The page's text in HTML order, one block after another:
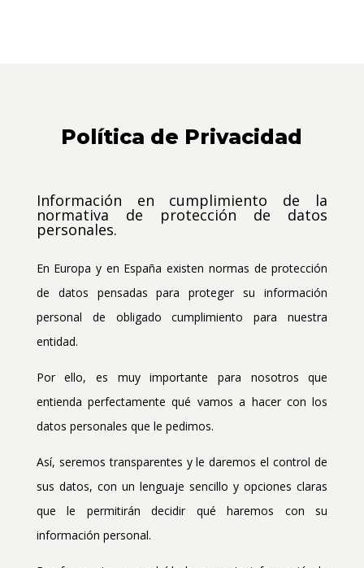
Política de Privacidad
Información en cumplimiento de la
normativa de protección de datos
personales.
En Europa y en España existen normas de protección
de datos pensadas para proteger su información
personal de obligado cumplimiento para nuestra
entidad.
Por ello, es muy importante para nosotros que
entienda perfectamente qué vamos a hacer con los
datos personales que le pedimos.
Así, seremos transparentes y le daremos el control de
sus datos, con un lenguaje sencillo y opciones claras
que le permitirán decidir qué haremos con su
información personal.